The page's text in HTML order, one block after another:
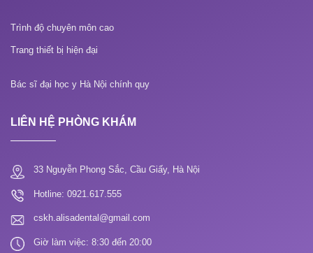
Trình độ chuyên môn cao
Trang thiết bị hiện đại
Bác sĩ đại học y Hà Nội chính quy
LIÊN HỆ PHÒNG KHÁM
33 Nguyễn Phong Sắc, Cầu Giấy, Hà Nội
Hotline: 0921.617.555
cskh.alisadental@gmail.com
Giờ làm việc: 8:30 đến 20:00